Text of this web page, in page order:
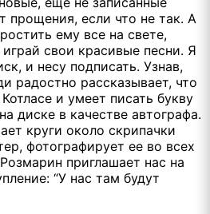
прощения, если что не так. А
ему все на свете,
свои красивые песни. Я
и несу подписать. Узнав,
радостно рассказывает, что
и умеет писать букву
диске в качестве автографа.
круги около скрипачки
фотографирует ее во всех
приглашает нас на
“У нас там будут